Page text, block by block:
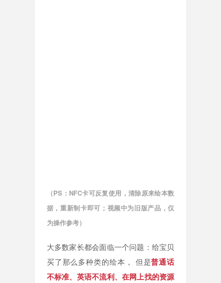
（PS：NFC卡可反复使用，清除原来绘本数
据，重新制卡即可；视频中为旧版产品，仅
为操作参考）
大多数家长都会面临一个问题：给宝贝
买了那么多种类的绘本， 但是普通话
不标准、英语不流利、在网上找的资源